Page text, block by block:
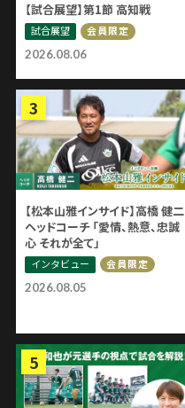
2026.08.06
【試合展望】第1節 高知戦
試合展望
会員限定
2026.08.05
【松本山雅インサイド】高橋 健二
ヘッドコーチ 「愛情、熱意、忠誠
心 それが全て」
インタビュー 会員限定